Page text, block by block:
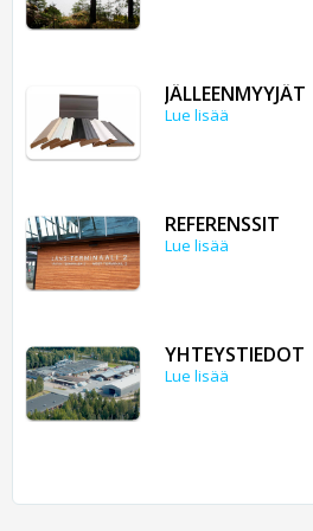
JÄLLEENMYYJÄT
Lue lisää
REFERENSSIT
Lue lisää
YHTEYSTIEDOT
Lue lisää